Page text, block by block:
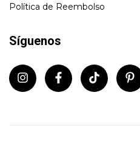
Política de Reembolso
Síguenos